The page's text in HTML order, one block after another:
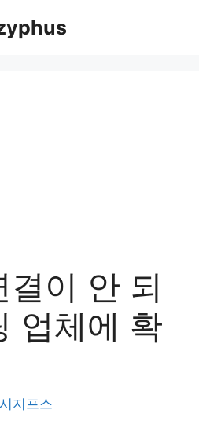
결이 안 되
업체에 확
시지프스